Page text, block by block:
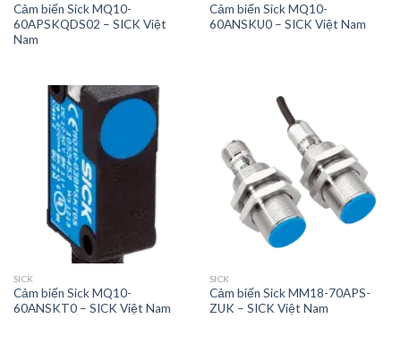
Cảm biến Sick MQ10-
60APSKQDS02 – SICK Việt
Nam
Cảm biến Sick MQ10-
60ANSKU0 – SICK Việt Nam
SICK
Cảm biến Sick MQ10-
60ANSKT0 – SICK Việt Nam
SICK
Cảm biến Sick MM18-70APS-
ZUK – SICK Việt Nam